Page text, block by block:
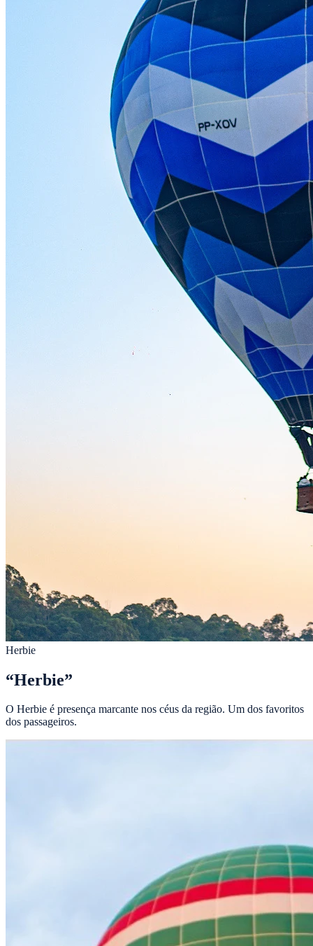
Herbie
“Herbie”
O Herbie é presença marcante nos céus da região. Um dos favoritos
dos passageiros.